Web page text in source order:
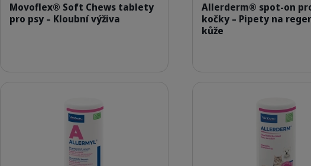
Movoflex® Soft Chews tablety
pro psy – Kloubní výživa
Allerderm® spot-on
kočky – Pipety na
kůže